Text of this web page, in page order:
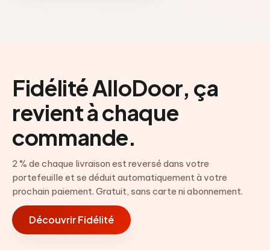
Fidélité AlloDoor, ça
revient à chaque
commande.
2 % de chaque livraison est reversé dans votre
portefeuille et se déduit automatiquement à votre
prochain paiement. Gratuit, sans carte ni abonnement.
Découvrir Fidélité